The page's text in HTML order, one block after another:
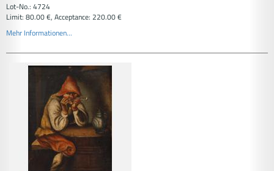
Lot-No.: 4724
Limit: 80.00 €, Acceptance: 220.00 €
Mehr Informationen...